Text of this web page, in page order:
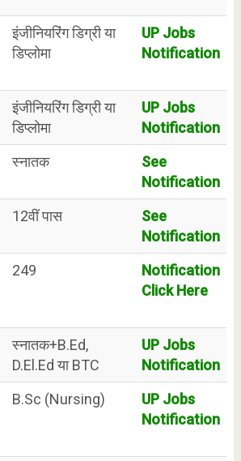
इंजीनियरिंग डिग्री या
डिप्लोमा
UP Jobs
Notification
इंजीनियरिंग डिग्री या
डिप्लोमा
UP Jobs
Notification
स्नातक
See
Notification
12वीं पास
See
Notification
249
Notification
Click Here
स्नातक+B.Ed,
D.El.Ed या BTC
UP Jobs
Notification
B.Sc (Nursing)
UP Jobs
Notification